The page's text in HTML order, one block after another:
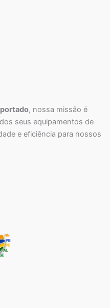
, nossa missão é
seus equipamentos de
e eficiência para nossos